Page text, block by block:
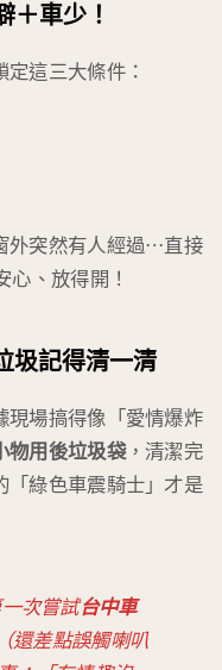
＋車少！
定這三大條件：
外突然有人經過⋯直接
心、放得開！
圾記得清一清
現場搞得像「愛情爆炸
物用後垃圾袋，清潔完
「綠色車震騎士」才是
次嘗試台中車
還差點誤觸喇叭